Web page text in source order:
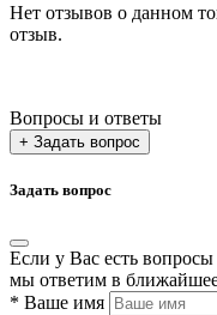
Нет отзывов о данном
отзыв.
Вопросы и ответы
+ Задать вопрос
Задать вопрос
Если у Вас есть вопросы
мы ответим в
* Ваше имя